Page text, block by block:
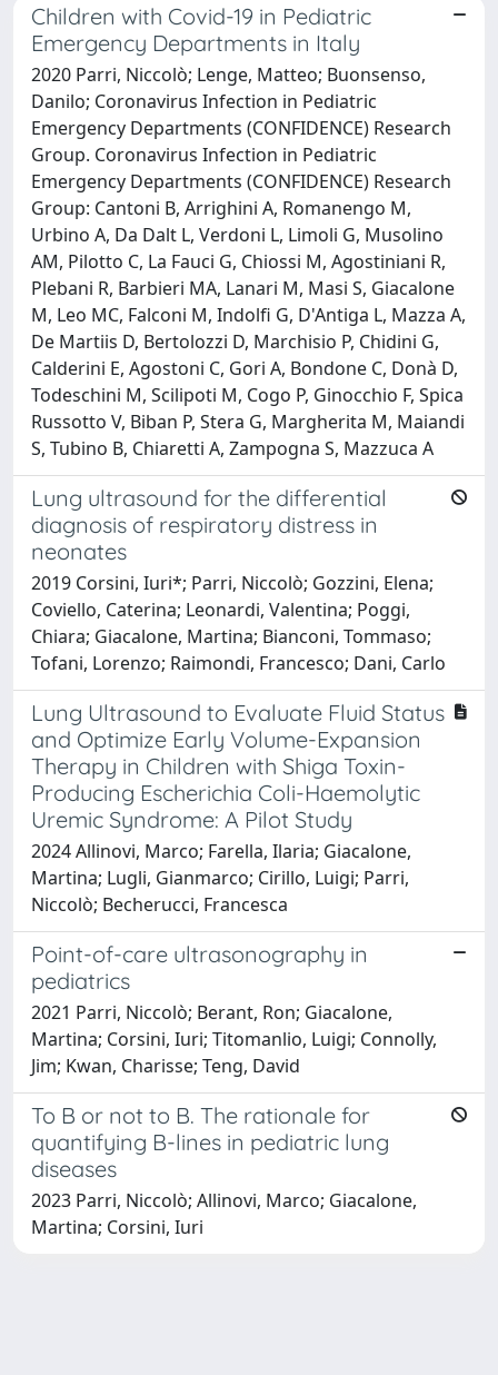
Children with Covid-19 in Pediatric
Emergency Departments in Italy
2020 Parri, Niccolò; Lenge, Matteo; Buonsenso,
Danilo; Coronavirus Infection in Pediatric
Emergency Departments (CONFIDENCE) Research
Group. Coronavirus Infection in Pediatric
Emergency Departments (CONFIDENCE) Research
Group: Cantoni B, Arrighini A, Romanengo M,
Urbino A, Da Dalt L, Verdoni L, Limoli G, Musolino
AM, Pilotto C, La Fauci G, Chiossi M, Agostiniani R,
Plebani R, Barbieri MA, Lanari M, Masi S, Giacalone
M, Leo MC, Falconi M, Indolfi G, D'Antiga L, Mazza A,
De Martiis D, Bertolozzi D, Marchisio P, Chidini G,
Calderini E, Agostoni C, Gori A, Bondone C, Donà D,
Todeschini M, Scilipoti M, Cogo P, Ginocchio F, Spica
Russotto V, Biban P, Stera G, Margherita M, Maiandi
S, Tubino B, Chiaretti A, Zampogna S, Mazzuca A
Lung ultrasound for the differential
diagnosis of respiratory distress in
neonates
2019 Corsini, Iuri*; Parri, Niccolò; Gozzini, Elena;
Coviello, Caterina; Leonardi, Valentina; Poggi,
Chiara; Giacalone, Martina; Bianconi, Tommaso;
Tofani, Lorenzo; Raimondi, Francesco; Dani, Carlo
Lung Ultrasound to Evaluate Fluid Status
and Optimize Early Volume-Expansion
Therapy in Children with Shiga Toxin-
Producing Escherichia Coli-Haemolytic
Uremic Syndrome: A Pilot Study
2024 Allinovi, Marco; Farella, Ilaria; Giacalone,
Martina; Lugli, Gianmarco; Cirillo, Luigi; Parri,
Niccolò; Becherucci, Francesca
Point-of-care ultrasonography in
pediatrics
2021 Parri, Niccolò; Berant, Ron; Giacalone,
Martina; Corsini, Iuri; Titomanlio, Luigi; Connolly,
Jim; Kwan, Charisse; Teng, David
To B or not to B. The rationale for
quantifying B-lines in pediatric lung
diseases
2023 Parri, Niccolò; Allinovi, Marco; Giacalone,
Martina; Corsini, Iuri